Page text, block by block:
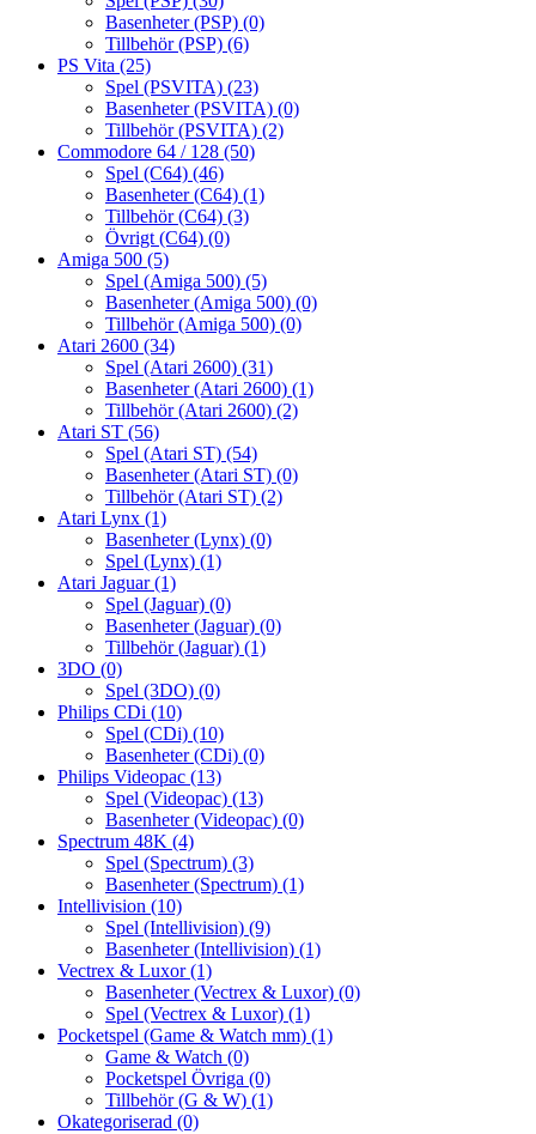
Basenheter (PSP) (0)
Tillbehör (PSP) (6)
PS Vita (25)
Spel (PSVITA) (23)
Basenheter (PSVITA) (0)
Tillbehör (PSVITA) (2)
Commodore 64 / 128 (50)
Spel (C64) (46)
Basenheter (C64) (1)
Tillbehör (C64) (3)
Övrigt (C64) (0)
Amiga 500 (5)
Spel (Amiga 500) (5)
Basenheter (Amiga 500) (0)
Tillbehör (Amiga 500) (0)
Atari 2600 (34)
Spel (Atari 2600) (31)
Basenheter (Atari 2600) (1)
Tillbehör (Atari 2600) (2)
Atari ST (56)
Spel (Atari ST) (54)
Basenheter (Atari ST) (0)
Tillbehör (Atari ST) (2)
Atari Lynx (1)
Basenheter (Lynx) (0)
Spel (Lynx) (1)
Atari Jaguar(1)
Spel (Jaguar) (0)
Basenheter (Jaguar) (0)
Tillbehör (Jaguar) (1)
3DO (0)
Spel (3DO) (0)
Philips CDi (10)
Spel (CDi) (10)
Basenheter (CDi) (0)
Philips Videopac (13)
Spel (Videopac) (13)
Basenheter (Videopac) (0)
Spectrum 48K (4)
Spel (Spectrum) (3)
Basenheter (Spectrum) (1)
Intellivision (10)
Spel (Intellivision) (9)
Basenheter (Intellivision) (1)
Vectrex & Luxor(1)
Basenheter (Vectrex & Luxor) (0)
Spel (Vectrex & Luxor) (1)
Pocketspel (Game & Watch mm) (1)
Game & Watch (0)
Pocketspel Övriga (0)
Tillbehör (G & W) (1)
Okategoriserad (0)